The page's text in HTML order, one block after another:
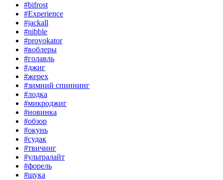
#bifrost
#Experience
#jackall
#nibble
#provokator
#воблеры
#голавль
#джиг
#жерех
#зимний спиннинг
#лодка
#микроджиг
#новинка
#обзор
#окунь
#судак
#твичинг
#ультралайт
#форель
#щука